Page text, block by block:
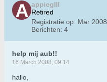
appiegIII
Retired
Registratie op: Mar 2008
Berichten: 4
help mij aub!!
16 March 2008, 09:14
hallo,